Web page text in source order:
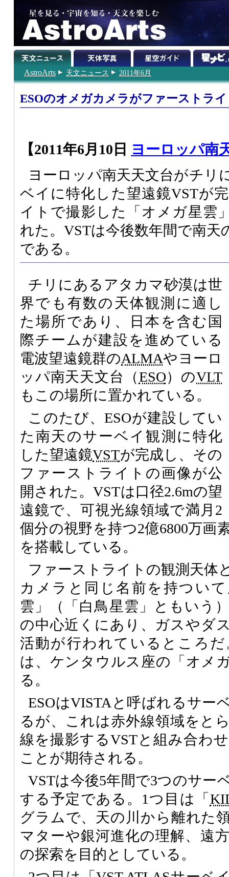
AstroArts 天文ニュース 2011年6月
ESOのオメガカメラがファーストラ
【2011年6月10日 ヨーロッパ南
ヨーロッパ南天天文台がチリ
ベイに特化した望遠鏡VSTが
イトで撮影した「オメガ星雲
れた。VSTは今後数年間で南天
である。
チリにあるアタカマ砂漠は世
界でも有数の天体観測に適し
た場所であり、日本を含む国
際チームが建設を進めている
電波望遠鏡群のALMAやヨーロ
ッパ南天天文台（ESO）のVLT
もこの場所に置かれている。
このたび、ESOが建設してい
た南天のサーベイ観測に特化
した望遠鏡VSTが完成し、その
ファーストライトの画像が公
開された。VSTは口径2.6mの望
遠鏡で、可視光線領域で満月2
個分の視野を持つ2億6800万画
を搭載している。
ファーストライトの観測天体
カメラと同じ名前を持つい
雲」（「白鳥星雲」ともいう
の中心近くにあり、ガスやダ
活動が行われているところ
は、ケンタウルス座の「オメ
る。
ESOはVISTAと呼ばれるサー
るが、これは赤外線領域をと
線を撮影するVSTと組み合わ
ことが期待される。
VSTは今後5年間で3つのサー
する予定である。1つ目は「
グラムで、天の川から離れた
マターや銀河進化の理解、遠
の探索を目的としている。